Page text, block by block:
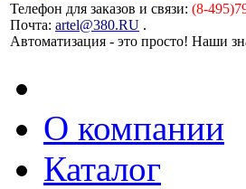
Телефон для заказов и связи: (8-
Почта: artel@380.RU .
Автоматизация - это просто! Наши
О компании
Каталог